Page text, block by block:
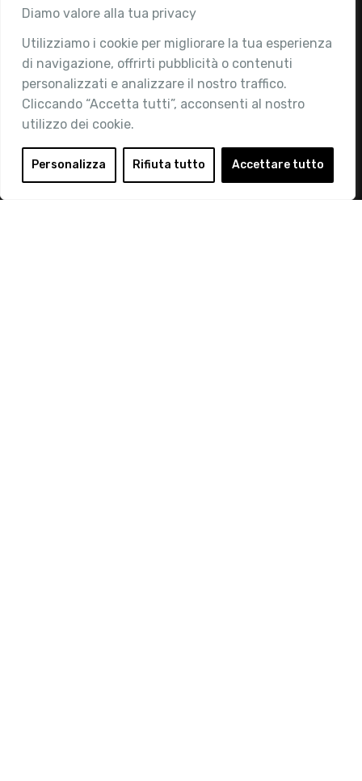
Diamo valore alla tua privacy
Utilizziamo i cookie per migliorare la tua esperienza
di navigazione, offrirti pubblicità o contenuti
personalizzati e analizzare il nostro traffico.
Cliccando “Accetta tutti”, acconsenti al nostro
utilizzo dei cookie.
Personalizza Rifiuta tutto Accettare tutto
Associazione
Chi siamo
Attività
Contatti
Area Riservata
Login
Diventa Socio